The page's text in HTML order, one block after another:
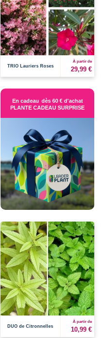
TRIO Lauriers Roses
À partir de
29,99 €
En cadeau dès 60 € d'achat
PLANTE CADEAU SURPRISE
DUO de Citronnelles
À partir de
10,99 €